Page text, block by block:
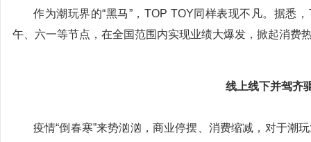
作为潮玩界的“黑马”，TOP TOY同样表现不凡。据悉
午、六一等节点，在全国范围内实现业绩大爆发，掀起消费
线上线下并驾齐
疫情“倒春寒”来势汹汹，商业停摆、消费缩减，对于潮